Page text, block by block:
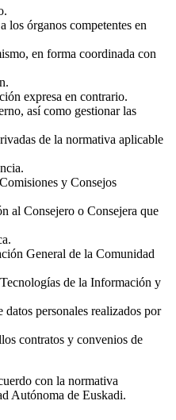
los órganos competentes en
en forma coordinada con
expresa en contrario.
así como gestionar las
de la normativa aplicable
y Consejos
al Consejero o Consejera que
General de la Comunidad
de la Información y
personales realizados por
contratos y convenios de
con la normativa
Autónoma de Euskadi.